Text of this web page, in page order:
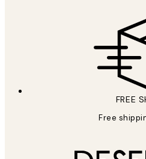
FREE
Free